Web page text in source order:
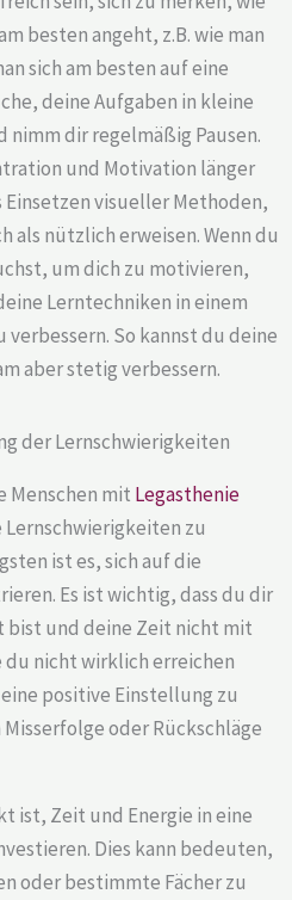
besten angeht, z.B. wie man
sich am besten auf eine
deine Aufgaben in kleine
dir regelmäßig Pausen.
und Motivation länger
visueller Methoden,
als nützlich erweisen. Wenn du
um dich zu motivieren,
Lerntechniken in einem
So kannst du deine
aber stetig verbessern.
der Lernschwierigkeiten
Menschen mit Legasthenie
zu
ist es, sich auf die
Es ist wichtig, dass du dir
bist und deine Zeit nicht mit
du nicht wirklich erreichen
positive Einstellung zu
oder Rückschläge
ist, Zeit und Energie in eine
Dies kann bedeuten,
oder bestimmte Fächer zu